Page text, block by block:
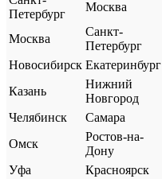
Петербург
Москва
Москва
Санкт-
Петербург
Новосибирск Екатеринбург
Казань
Нижний
Новгород
Челябинск
Самара
Омск
Ростов-на-
Дону
Уфа
Красноярск